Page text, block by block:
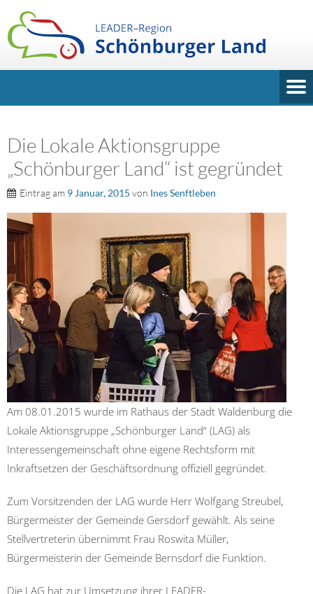
Die Lokale Aktionsgruppe
„Schönburger Land“ ist gegründet
Eintrag am 9 Januar, 2015 von Ines Senftleben
Am 08.01.2015 wurde im Rathaus der Stadt Waldenburg die
Lokale Aktionsgruppe „Schönburger Land“ (LAG) als
Interessengemeinschaft ohne eigene Rechtsform mit
Inkraftsetzen der Geschäftsordnung offiziell gegründet.
Zum Vorsitzenden der LAG wurde Herr Wolfgang Streubel,
Bürgermeister der Gemeinde Gersdorf gewählt. Als seine
Stellvertreterin übernimmt Frau Roswita Müller,
Bürgermeisterin der Gemeinde Bernsdorf die Funktion.
Die LAG hat zur Umsetzung ihrer LEADER-